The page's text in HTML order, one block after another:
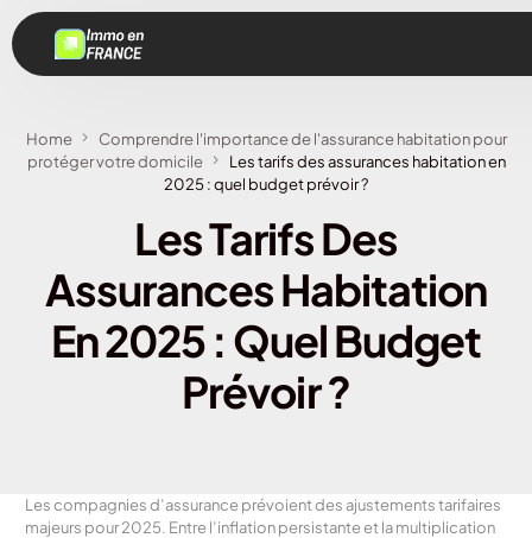
Home
Comprendre l'importance de l'assurance habitation pour
protéger votre domicile
Les tarifs des assurances habitation en
2025 : quel budget prévoir ?
Les Tarifs Des
Assurances Habitation
En 2025 : Quel Budget
Prévoir ?
Les compagnies d’assurance prévoient des ajustements tarifaires
majeurs pour 2025. Entre l’inflation persistante et la multiplication